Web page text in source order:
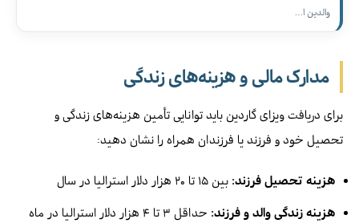
والدین ا…
مدارک مالی و هزینه‌های زندگی
برای دریافت ویزای گاردین باید توانایی تأمین هزینه‌های زندگی و
تحصیل خود و فرزند یا فرزندان همراه را نشان دهید:
هزینه تحصیل فرزند: بین ۱۵ تا ۲۰ هزار دلار استرالیا در سال
هزینه زندگی والد و فرزند: حداقل ۳ تا ۴ هزار دلار استرالیا در ماه